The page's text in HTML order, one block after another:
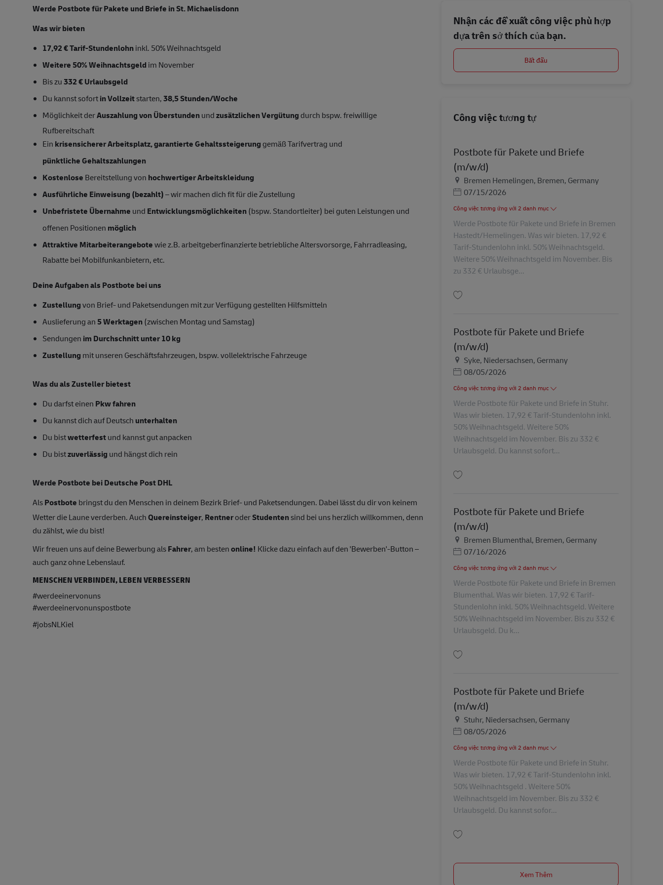
Werde Postbote für Pakete und Briefe in St. Michaelisdonn
Was wir bieten
17,92 € Tarif-Stundenlohninkl. 50% Weihnachtsgeld
Weitere 50% Weihnachtsgeldim November
Bis zu332 € Urlaubsgeld
Du kannst sofortin Vollzeitstarten,38,5Stunden/Woche
Möglichkeit derAuszahlung von Überstundenundzusätzlichen Vergütung durch bspw. freiwillige
Rufbereitschaft
Ein krisensicherer Arbeitsplatz, garantierte Gehaltssteigerung gemäß Tarifvertrag und
pünktliche Gehaltszahlungen
Kostenlose Bereitstellung von hochwertiger Arbeitskleidung
Ausführliche Einweisung (bezahlt)– wir machen dich fit für die Zustellung
Unbefristete Übernahme und Entwicklungsmöglichkeiten(bspw. Standortleiter) bei guten Leistungen und
offenen Positionen möglich
Attraktive Mitarbeiterangebotewie z.B. arbeitgeberfinanzierte betriebliche Altersvorsorge, Fahrradleasing,
Rabatte bei Mobilfunkanbietern, etc.
Deine Aufgaben als Postbote bei uns
Zustellungvon Brief- und Paketsendungen mit zur Verfügung gestellten Hilfsmitteln
Auslieferung an5 Werktagen(zwischen Montag und Samstag)
Sendungen im Durchschnitt unter 10 kg
Zustellung mit unseren Geschäftsfahrzeugen, bspw. vollelektrische Fahrzeuge
Was du als Zusteller bietest
Du darfst einen Pkw fahren
Du kannst dich auf Deutsch unterhalten
Du bistwetterfestund kannst gut anpacken
Du bistzuverlässig und hängst dich rein
Werde Postbote bei Deutsche Post DHL
AlsPostbote bringst du den Menschen in deinem Bezirk Brief- und Paketsendungen. Dabei lässt du dir von keinem
Wetter die Laune verderben. AuchQuereinsteiger, RentneroderStudentensind bei uns herzlich willkommen, denn
du zählst, wie du bist!
Wir freuen uns auf deine Bewerbung alsFahrer, am bestenonline! Klicke dazu einfach auf den 'Bewerben'-Button –
auch ganz ohne Lebenslauf.
MENSCHEN VERBINDEN, LEBEN VERBESSERN
#werdeeinervonuns
#werdeeinervonunspostbote
#jobsNLKiel
Nhận các đề xuất công việc phù hợp
dựa trên sở thích của bạn.
Bắt đầu
Công việc tương tự
Postbote für Pakete und Briefe
(m/w/d)
Địa điểm
Bremen Hemelingen, Bremen, Germany
Posted Date
07/15/2026
Công việc tương ứng với 2 danh mục
Werde Postbote für Pakete und Briefe in Bremen
Hastedt/Hemelingen. Was wir bieten. 17,92 €
Tarif-Stundenlohn inkl. 50% Weihnachtsgeld.
Weitere 50% Weihnachtsgeld im November. Bis
zu 332 € Urlaubsge...
Postbote für Pakete und Briefe
(m/w/d)
Địa điểm
Syke, Niedersachsen, Germany
Posted Date
08/05/2026
Công việc tương ứng với 2 danh mục
Werde Postbote für Pakete und Briefe in Stuhr.
Was wir bieten. 17,92 € Tarif-Stundenlohn inkl.
50% Weihnachtsgeld. Weitere 50%
Weihnachtsgeld im November. Bis zu 332 €
Urlaubsgeld. Du kannst sofort...
Postbote für Pakete und Briefe
(m/w/d)
Địa điểm
Bremen Blumenthal, Bremen, Germany
Posted Date
07/16/2026
Công việc tương ứng với 2 danh mục
Werde Postbote für Pakete und Briefe in Bremen
Blumenthal. Was wir bieten. 17,92 € Tarif-
Stundenlohn inkl. 50% Weihnachtsgeld. Weitere
50% Weihnachtsgeld im November. Bis zu 332 €
Urlaubsgeld. Du k...
Postbote für Pakete und Briefe
(m/w/d)
Địa điểm
Stuhr, Niedersachsen, Germany
Posted Date
08/05/2026
Công việc tương ứng với 2 danh mục
Werde Postbote für Pakete und Briefe in Stuhr.
Was wir bieten. 17,92 € Tarif-Stundenlohn inkl.
50% Weihnachtsgeld . Weitere 50%
Weihnachtsgeld im November. Bis zu 332 €
Urlaubsgeld. Du kannst sofor...
Xem Thêm